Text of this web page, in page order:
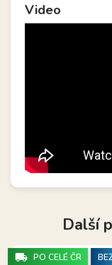
Video
Další
local_shipping PO CELÉ ČR